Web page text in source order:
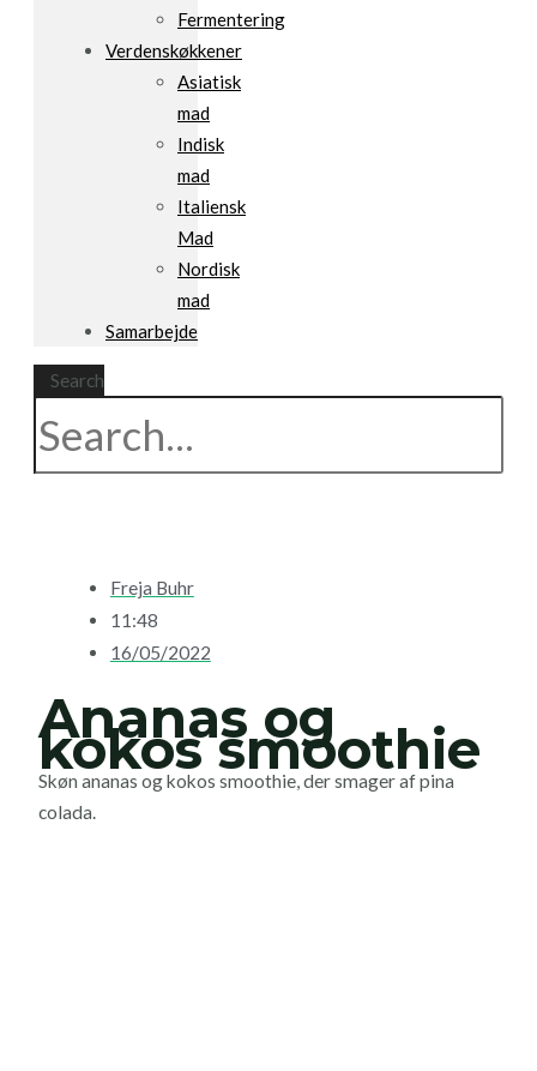
Fermentering
Verdenskøkkener
Asiatisk
mad
Indisk
mad
Italiensk
Mad
Nordisk
mad
Samarbejde
Search
Freja Buhr
11:48
16/05/2022
Ananas og
kokos smoothie
Skøn ananas og kokos smoothie, der smager af pina
colada.